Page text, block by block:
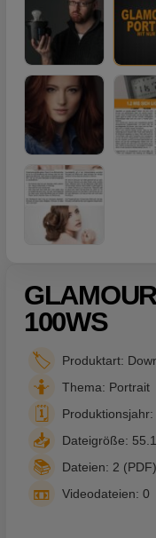
100WS
🏷️ Produktart:
🤷 Thema: Portrait
🗓️ Produktionsjahr:
📥 Dateigröße:
📚 Dateien: 2 (PDF)
📼 Videodateien: 0